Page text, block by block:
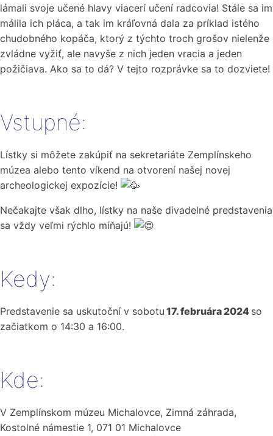
lámali svoje učené hlavy viacerí učení radcovia! Stále sa im
málila ich pláca, a tak im kráľovná dala za príklad istého
chudobného kopáča, ktorý z týchto troch grošov nielenže
zvládne vyžiť, ale navyše z nich jeden vracia a jeden
požičiava. Ako sa to dá? V tejto rozprávke sa to dozviete!
Vstupné:
Lístky si môžete zakúpiť na sekretariáte Zemplínskeho
múzea alebo tento víkend na otvorení našej novej
archeologickej expozície!
Nečakajte však dlho, lístky na naše divadelné predstavenia
sa vždy veľmi rýchlo míňajú!
Kedy:
Predstavenie sa uskutoční v sobotu 17. februára 2024 so
začiatkom o 14:30 a 16:00.
Kde:
V Zemplínskom múzeu Michalovce, Zimná záhrada,
Kostolné námestie 1, 071 01 Michalovce